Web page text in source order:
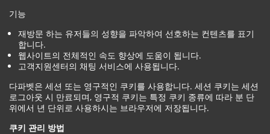
기능
재방문 하는 유저들의 성향을 파악하여 선호하는 컨텐츠를 표기
합니다.
웹사이트의 전체적인 속도 향상에 도움이 됩니다.
고객지원센터의 채팅 서비스에 사용됩니다.
다파벳은 세션 또는 영구적인 쿠키를 사용합니다. 세션 쿠키는 세션
로그아웃 시 만료되며, 영구적 쿠키는 특정 쿠키 종류에 따라 분 단
위에서 년 단위로 사용하시는 브라우저에 저장됩니다.
쿠키 관리 방법